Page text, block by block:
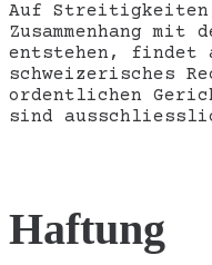
Auf
Zusammenhang
entstehen, findet
schweizerisches
ordentlichen
sind
Haftung